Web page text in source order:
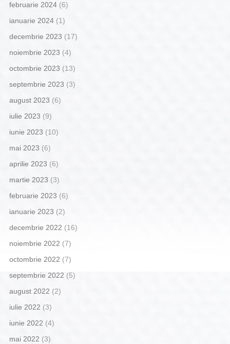
februarie 2024(6)
ianuarie 2024(1)
decembrie 2023 (17)
noiembrie 2023 (4)
octombrie 2023 (13)
septembrie 2023 (3)
august 2023 (6)
iulie 2023 (9)
iunie 2023 (10)
mai 2023 (6)
aprilie 2023 (6)
martie 2023 (3)
februarie 2023 (6)
ianuarie 2023 (2)
decembrie 2022 (16)
noiembrie 2022 (7)
octombrie 2022 (7)
septembrie 2022 (5)
august 2022 (2)
iulie 2022 (3)
iunie 2022 (4)
mai 2022 (3)